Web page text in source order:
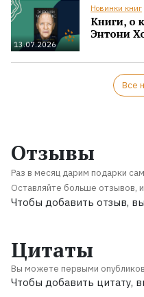
13.07.2026
Новинки книг
Книги, о
Энтони
Все
Отзывы
Раз в месяц дарим подарки
Оставляйте больше отзывов,
Чтобы добавить отзыв,
Цитаты
Вы можете первыми
Чтобы добавить цитату,